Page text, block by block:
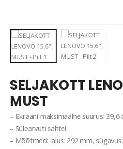
SELJAKOTT
MUST
– Ekraani maksimaalne suurus: 39,6
– Sülearvuti sahtel
– Mõõtmed: laius: 292 mm,